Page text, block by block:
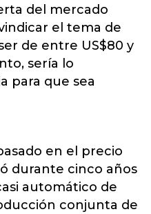
del mercado
el tema de
de entre US$80 y
sería lo
para que sea
en el precio
durante cinco años
automático de
conjunta de